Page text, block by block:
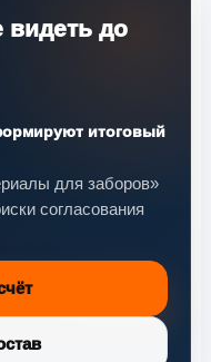
до
итоговый
для заборов»
согласования